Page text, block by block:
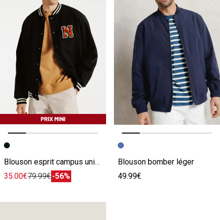
Image précédente
Image suivante
Blouson esprit campus universitaire
35.00€79.99€-56%
Image précédente
Image suivante
Blouson bomber léger
49.99€